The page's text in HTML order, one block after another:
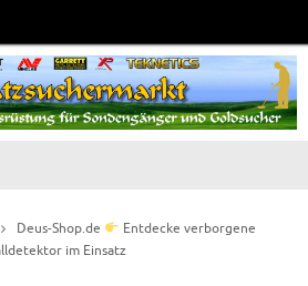
Deus-Shop.de
Entdecke verborgene
im Einsatz